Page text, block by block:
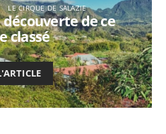
LE CIRQUE DE SALAZIE
découverte de ce
classé